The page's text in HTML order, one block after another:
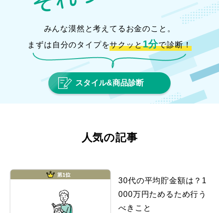
みんな漠然と考えてるお金のこと。
まずは自分のタイプをサクッと1分で診断！
スタイル&商品診断
人気の記事
30代の平均貯金額は？1
000万円ためるため行う
べきこと